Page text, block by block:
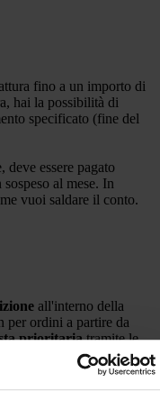
fino a un importo di
hai la possibilità di
specificato (fine del
deve essere pagato
al mese. In
vuoi saldare il conto.
all'interno della
per ordini a partire da
prioritariatramite le
avviene in
50 viene addebitato un